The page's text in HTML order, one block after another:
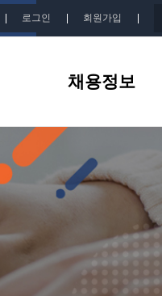
회원가입
로그인
채용정보
인증기업 채용정보